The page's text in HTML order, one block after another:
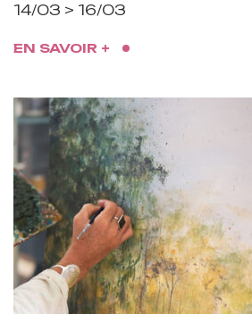
14/03 > 16/03
EN SAVOIR +